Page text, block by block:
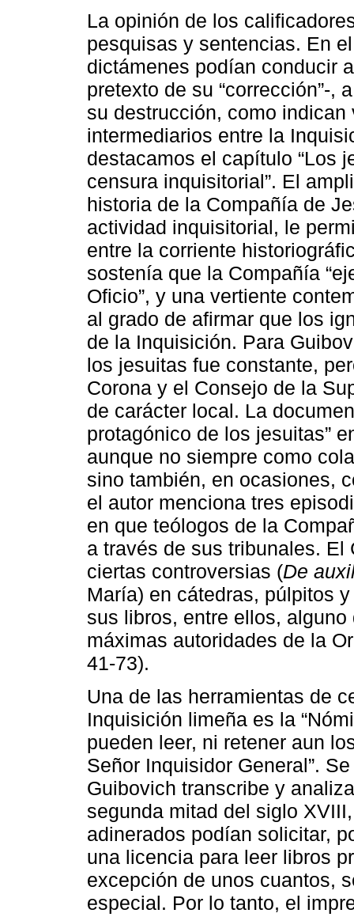
La opinión de los
pesquisas y sentencias. En
dictámenes podían conducir
pretexto de su “corrección”-,
su destrucción, como
intermediarios entre la
destacamos el capítulo “Los
censura inquisitorial”. El
historia de la Compañía de
actividad inquisitorial, le
entre la corriente
sostenía que la Compañía
Oficio”, y una vertiente
al grado de afirmar que los
de la Inquisición. Para
los jesuitas fue constante,
Corona y el Consejo de la
de carácter local. La
protagónico de los jesuitas”
aunque no siempre como
sino también, en ocasiones,
el autor menciona tres
en que teólogos de la
a través de sus tribunales.
ciertas controversias (De
María) en cátedras, púlpitos
sus libros, entre ellos,
máximas autoridades de la
41-73).
Una de las herramientas de
Inquisición limeña es la
pueden leer, ni retener aun
Señor Inquisidor General”.
Guibovich transcribe y
segunda mitad del siglo
adinerados podían solicitar,
una licencia para leer libros
excepción de unos cuantos,
especial. Por lo tanto, el